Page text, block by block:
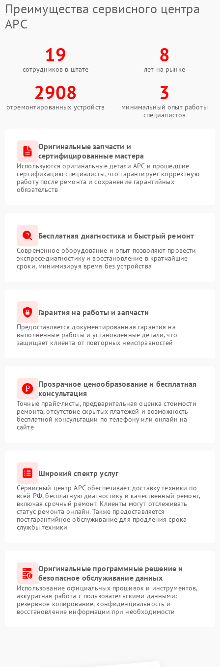
Преимущества сервисного центра
APC
19
сотрудников в штате
8
лет на рынке
2908
отремонтированных устройств
3
минимальный опыт работы
специалистов
Оригинальные запчасти и
сертифицированные мастера
Используются оригинальные детали APC и прошедшие
сертификацию специалисты, что гарантирует корректную
работу после ремонта и сохранение гарантийных
обязательств
Бесплатная диагностика и быстрый ремонт
Современное оборудование и опыт позволяют провести
экспресс-диагностику и восстановление в кратчайшие
сроки, минимизируя время без устройства
Гарантия на работы и запчасти
Предоставляется документированная гарантия на
выполненные работы и установленные детали, что
защищает клиента от повторных неисправностей
Прозрачное ценообразование и бесплатная
консультация
Точные прайс-листы, предварительная оценка стоимости
ремонта, отсутствие скрытых платежей и возможность
бесплатной консультации по телефону или онлайн на
сайте
Широкий спектр услуг
Сервисный центр APC обеспечивает доставку техники по
всей РФ, бесплатную диагностику и качественный ремонт,
включая срочный ремонт. Клиенты могут отслеживать
статус ремонта онлайн. Также предоставляется
постгарантийное обслуживание для продления срока
службы техники
Оригинальные программные решение и
безопасное обслуживание данных
Использование официальных прошивок и инструментов,
аккуратная работа с пользовательскими данными:
резервное копирование, конфиденциальность и
восстановление информации при необходимости